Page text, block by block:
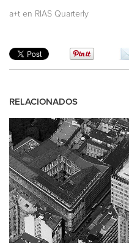
a+t en RIAS Quarterly
RELACIONADOS